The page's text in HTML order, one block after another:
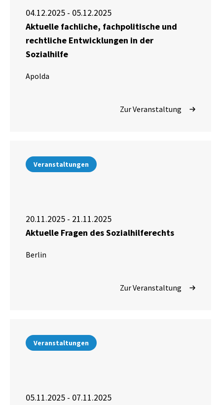
04.12.2025 - 05.12.2025
Aktuelle fachliche, fachpolitische und
rechtliche Entwicklungen in der
Sozialhilfe
Apolda
Zur Veranstaltung
Veranstaltungen
20.11.2025 - 21.11.2025
Aktuelle Fragen des Sozialhilferechts
Berlin
Zur Veranstaltung
Veranstaltungen
05.11.2025 - 07.11.2025